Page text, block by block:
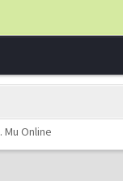
. Mu Online